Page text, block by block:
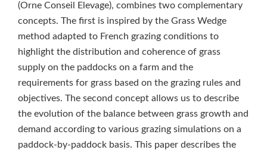
(Orne Conseil Elevage), combines two complementary
concepts. The first is inspired by the Grass Wedge
method adapted to French grazing conditions to
highlight the distribution and coherence of grass
supply on the paddocks on a farm and the
requirements for grass based on the grazing rules and
objectives. The second concept allows us to describe
the evolution of the balance between grass growth and
demand according to various grazing simulations on a
paddock-by-paddock basis. This paper describes the